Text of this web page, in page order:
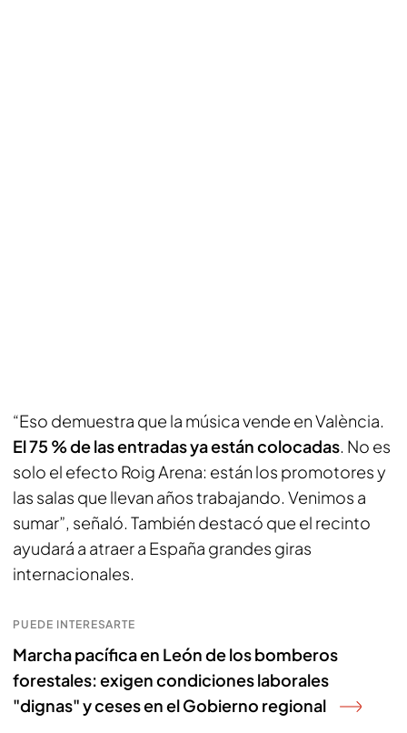
“Eso demuestra que la música vende en València.
El 75 % de las entradas ya están colocadas. No es
solo el efecto Roig Arena: están los promotores y
las salas que llevan años trabajando. Venimos a
sumar”, señaló. También destacó que el recinto
ayudará a atraer a España grandes giras
internacionales.
PUEDE INTERESARTE
Marcha pacífica en León de los bomberos
forestales: exigen condiciones laborales
"dignas" y ceses en el Gobierno regional